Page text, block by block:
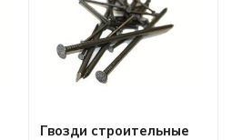
Гвозди строительные